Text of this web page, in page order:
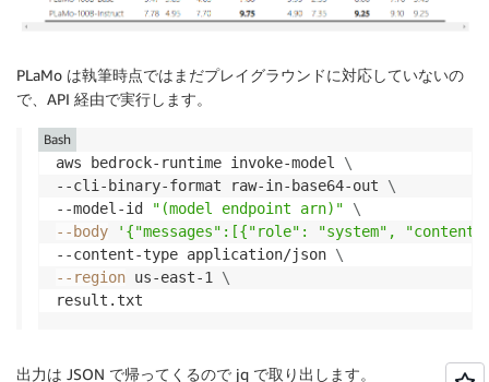
PLaMo は執筆時点ではまだプレイグラウンドに対応していないの
で、API 経由で実行します。
aws bedrock-runtime invoke-model \
--cli-binary-format raw-in-base64-out \
--model-id
"(model endpoint arn)"
\
--body
'{"messages":[{"role": "system", "content": "
--content-type application/json \
--region us-east-1 \
result.txt
Bash
出力は JSON で帰ってくるので jq で取り出します。